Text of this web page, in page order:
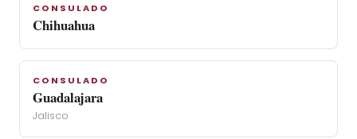
CONSULADO
Chihuahua
CONSULADO
Guadalajara
Jalisco